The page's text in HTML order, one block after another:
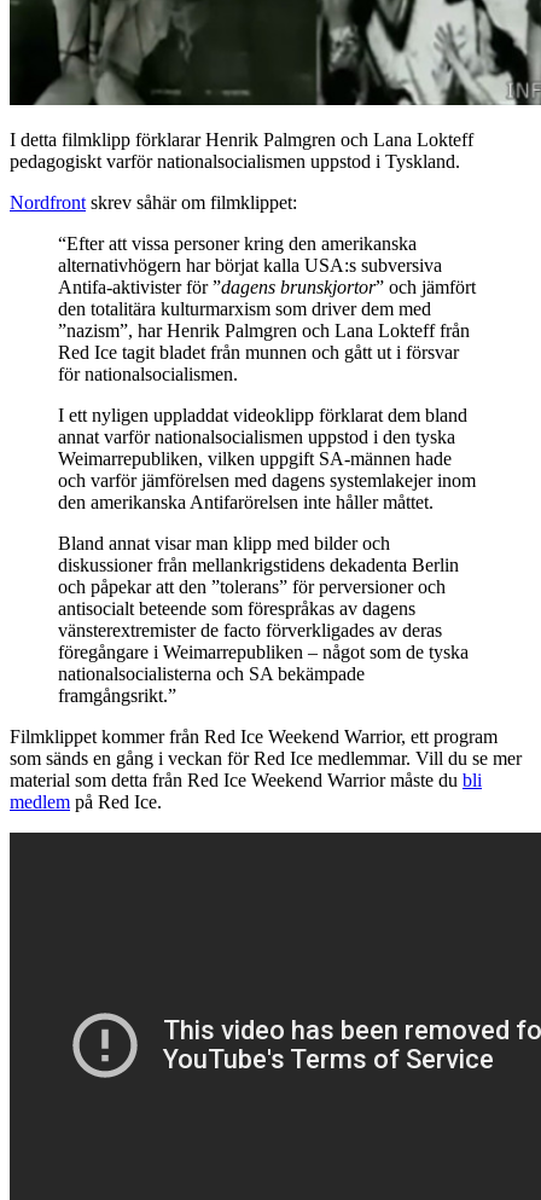
I detta filmklipp förklarar Henrik Palmgren och Lana Lokteff
pedagogiskt varför nationalsocialismen uppstod i Tyskland.
Nordfront skrev såhär om filmklippet:
“Efter att vissa personer kring den amerikanska
alternativhögern har börjat kalla USA:s subversiva
Antifa-aktivister för ”dagens brunskjortor” och jämfört
den totalitära kulturmarxism som driver dem med
”nazism”, har Henrik Palmgren och Lana Lokteff från
Red Ice tagit bladet från munnen och gått ut i försvar
för nationalsocialismen.
I ett nyligen uppladdat videoklipp förklarat dem bland
annat varför nationalsocialismen uppstod i den tyska
Weimarrepubliken, vilken uppgift SA-männen hade
och varför jämförelsen med dagens systemlakejer inom
den amerikanska Antifarörelsen inte håller måttet.
Bland annat visar man klipp med bilder och
diskussioner från mellankrigstidens dekadenta Berlin
och påpekar att den ”tolerans” för perversioner och
antisocialt beteende som förespråkas av dagens
vänsterextremister de facto förverkligades av deras
föregångare i Weimarrepubliken – något som de tyska
nationalsocialisterna och SA bekämpade
framgångsrikt.”
Filmklippet kommer från Red Ice Weekend Warrior, ett program
som sänds en gång i veckan för Red Ice medlemmar. Vill du se mer
material som detta från Red Ice Weekend Warrior måste du bli
medlem på Red Ice.